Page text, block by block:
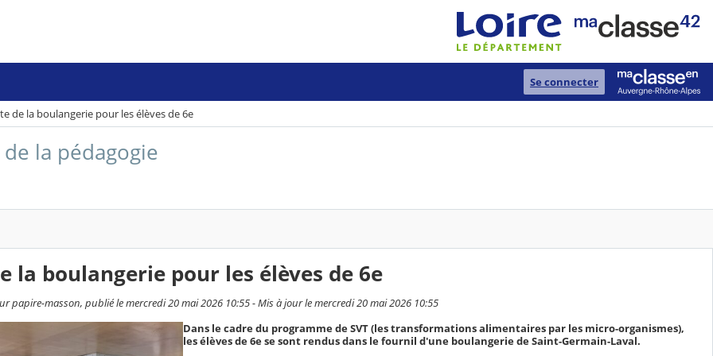
Se connecter
de la boulangerie pour les élèves de 6e
la pédagogie
la boulangerie pour les élèves de 6e
papire-masson, publié le mercredi 20 mai 2026 10:55 - Mis à jour le mercredi 20 mai 2026 10:55
Dans le cadre du programme de SVT (les transformations alimentaires par les micro-organismes),
les élèves de 6e se sont rendus dans le fournil d'une boulangerie de Saint-Germain-Laval.